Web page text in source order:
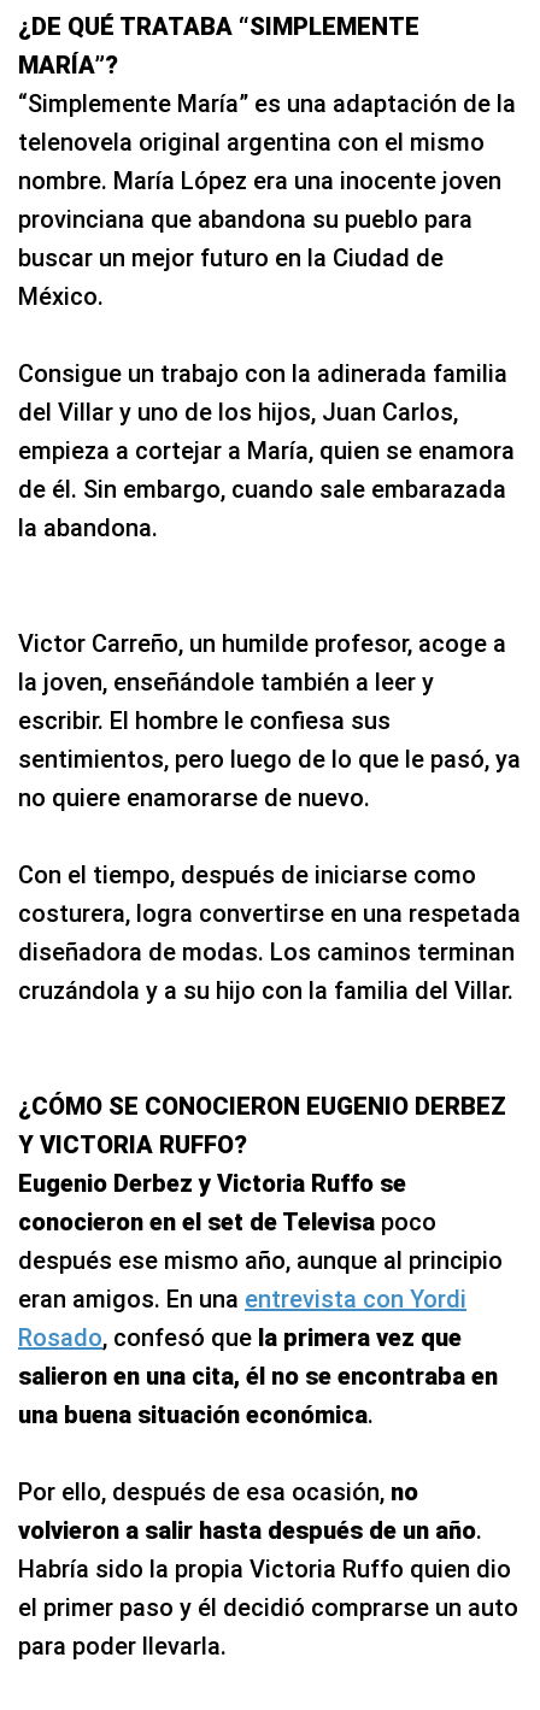
¿DE QUÉ TRATABA “SIMPLEMENTE
MARÍA”?
“Simplemente María” es una adaptación de la
telenovela original argentina con el mismo
nombre. María López era una inocente joven
provinciana que abandona su pueblo para
buscar un mejor futuro en la Ciudad de
México.
Consigue un trabajo con la adinerada familia
del Villar y uno de los hijos, Juan Carlos,
empieza a cortejar a María, quien se enamora
de él. Sin embargo, cuando sale embarazada
la abandona.
Victor Carreño, un humilde profesor, acoge a
la joven, enseñándole también a leer y
escribir. El hombre le confiesa sus
sentimientos, pero luego de lo que le pasó, ya
no quiere enamorarse de nuevo.
Con el tiempo, después de iniciarse como
costurera, logra convertirse en una respetada
diseñadora de modas. Los caminos terminan
cruzándola y a su hijo con la familia del Villar.
¿CÓMO SE CONOCIERON EUGENIO DERBEZ
Y VICTORIA RUFFO?
Eugenio Derbez y Victoria Ruffo se
conocieron en el set de Televisa poco
después ese mismo año, aunque al principio
eran amigos. En una entrevista con Yordi
Rosado, confesó que la primera vez que
salieron en una cita, él no se encontraba en
una buena situación económica.
Por ello, después de esa ocasión, no
volvieron a salir hasta después de un año.
Habría sido la propia Victoria Ruffo quien dio
el primer paso y él decidió comprarse un auto
para poder llevarla.